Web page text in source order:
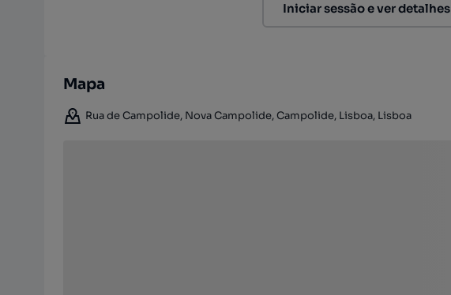
Iniciar sessão e ver detalhes
Mapa
Rua de Campolide, Nova Campolide, Campolide, Lisboa, Lisboa